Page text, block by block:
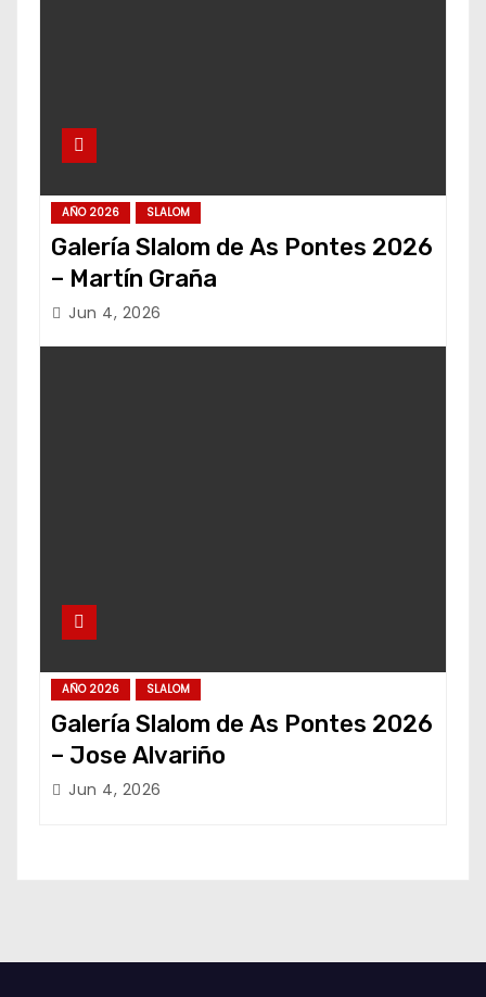
AÑO 2026 SLALOM
Galería Slalom de As Pontes 2026
– Martín Graña
Jun 4, 2026
AÑO 2026 SLALOM
Galería Slalom de As Pontes 2026
– Jose Alvariño
Jun 4, 2026